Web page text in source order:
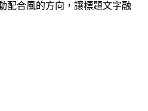
配合風的方向，讓標題文字融